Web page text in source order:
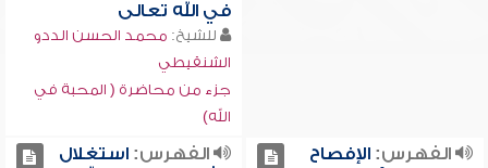
في الله تعالى
للشيخ: محمد الحسن الددو
الشنقيطي
جزء من محاضرة ( المحبة في
الله)
الفهرس:الإفصاح
الفهرس:استغلال